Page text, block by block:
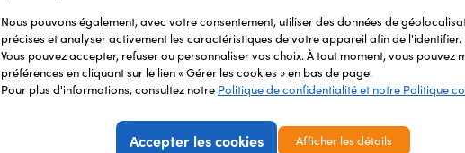
Nous pouvons également, avec votre consentement, utiliser des données de
précises et analyser activement les caractéristiques de votre appareil afin de l'identifier.
Vous pouvez accepter, refuser ou personnaliser vos choix. À tout moment, vous pouvez
préférences en cliquant sur le lien « Gérer les cookies » en bas de page.
Pour plus d'informations, consultez notre Politique de confidentialité et notre Politique
Accepter les cookies Afficher les détails